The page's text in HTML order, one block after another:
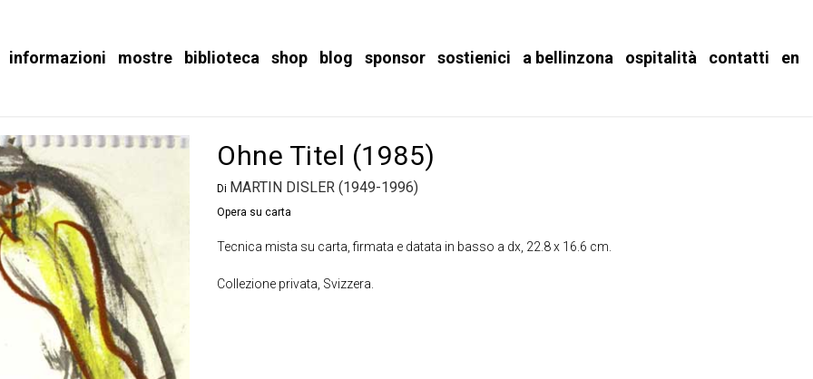
informazioni mostre biblioteca shop blog sponsor sostienici a bellinzona ospitalità contatti en
Ohne Titel (1985)
Di MARTIN DISLER (1949-1996)
Opera su carta
Tecnica mista su carta, firmata e datata in basso a dx, 22.8 x 16.6 cm.
Collezione privata, Svizzera.